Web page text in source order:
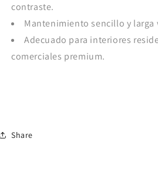
contraste.
Mantenimiento sencillo y larga
Adecuado para interiores
comerciales premium.
Share